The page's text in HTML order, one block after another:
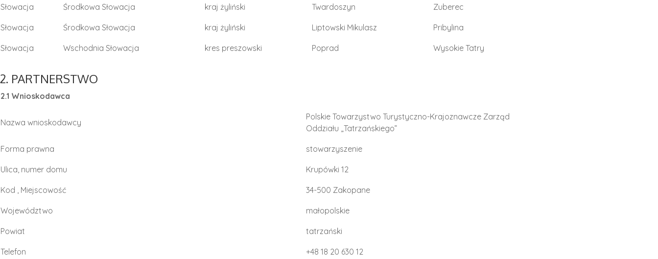
Słowacja Środkowa Słowacja kraj żyliński Twardoszyn Zuberec
Słowacja Środkowa Słowacja kraj żyliński Liptowski Mikulasz Pribylina
Słowacja Wschodnia Słowacja kres preszowski Poprad Wysokie Tatry
2. PARTNERSTWO
2.1 Wnioskodawca
Nazwa wnioskodawcy
Polskie Towarzystwo Turystyczno-Krajoznawcze Zarząd
Oddziału „Tatrzańskiego”
Forma prawna stowarzyszenie
Ulica, numer domu Krupówki 12
Kod , Miejscowość 34-500 Zakopane
Województwo małopolskie
Powiat tatrzański
Telefon +48 18 20 630 12